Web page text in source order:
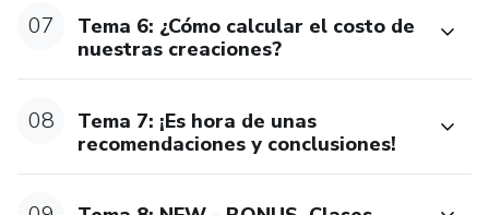
07
Tema 6: ¿Cómo calcular el costo de
nuestras creaciones?
08
Tema 7: ¡Es hora de unas
recomendaciones y conclusiones!